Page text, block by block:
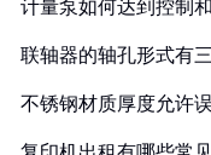
计量泵如何达到控制
联轴器的轴孔形式有
不锈钢材质厚度允许